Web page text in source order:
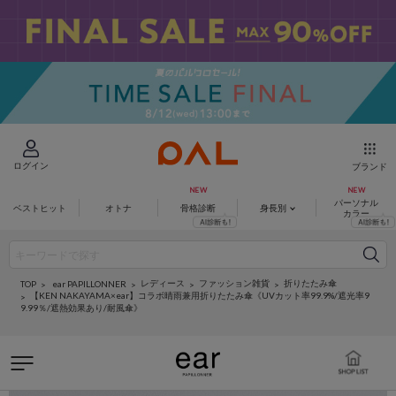
ログイン ブランド
ベストヒット オトナ 骨格診断 身長別
パーソナル
カラー
TOP ear PAPILLONNER レディース ファッション雑貨
折りたたみ傘
【KEN NAKAYAMA×ear】コラボ晴雨兼用折りたたみ傘《UVカット率99.9%/遮光率9
9.99％/遮熱効果あり/耐風傘》